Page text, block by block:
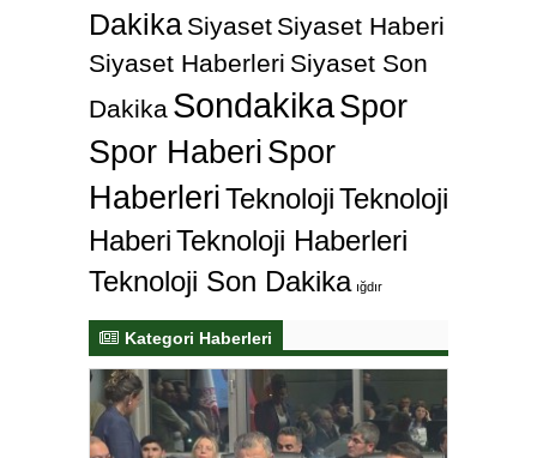
Dakika Siyaset Siyaset Haberi
Siyaset Haberleri Siyaset Son
Dakika SondakikaSpor
Spor Haberi Spor
HaberleriTeknolojiTeknoloji
HaberiTeknoloji Haberleri
Teknoloji Son Dakika ığdır
Kategori Haberleri